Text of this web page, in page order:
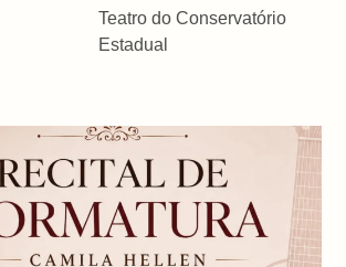
Teatro do Conservatório
Estadual